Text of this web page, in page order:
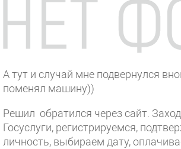
А тут и случай мне подвернулся
поменял машину))
Решил обратился через сайт.
Госуслуги, регистрируемся,
личность, выбираем дату,